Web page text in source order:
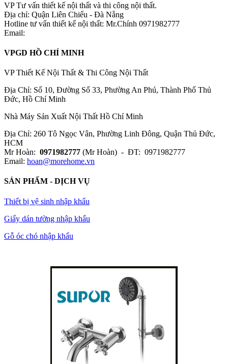
VP Tư vấn thiết kế nội thất và thi công nội thất.
Địa chỉ: Quận Liên Chiểu - Đà Nẵng
Hotline tư vấn thiết kế nội thất: Mr.Chính 0971982777
Email:
VPGD HỒ CHÍ MINH
VP Thiết Kế Nội Thất & Thi Công Nội Thất
Địa Chỉ: Số 10, Đường Số 33, Phường An Phú, Thành Phố Thủ
Đức, Hồ Chí Minh
Nhà Máy Sản Xuất Nội Thất Hồ Chí Minh
Địa Chỉ: 260 Tô Ngọc Vân, Phường Linh Đông, Quận Thủ Đức,
HCM
Mr Hoàn: 0971982777 (Mr Hoàn) - ĐT: 0971982777
Email: hoan@morehome.vn
SẢN PHẨM - DỊCH VỤ
Thiết bị vệ sinh nhập khẩu
Giấy dán tường nhập khẩu
Gỗ óc chó nhập khẩu